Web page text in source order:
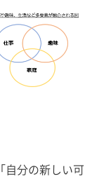
自分の新しい可